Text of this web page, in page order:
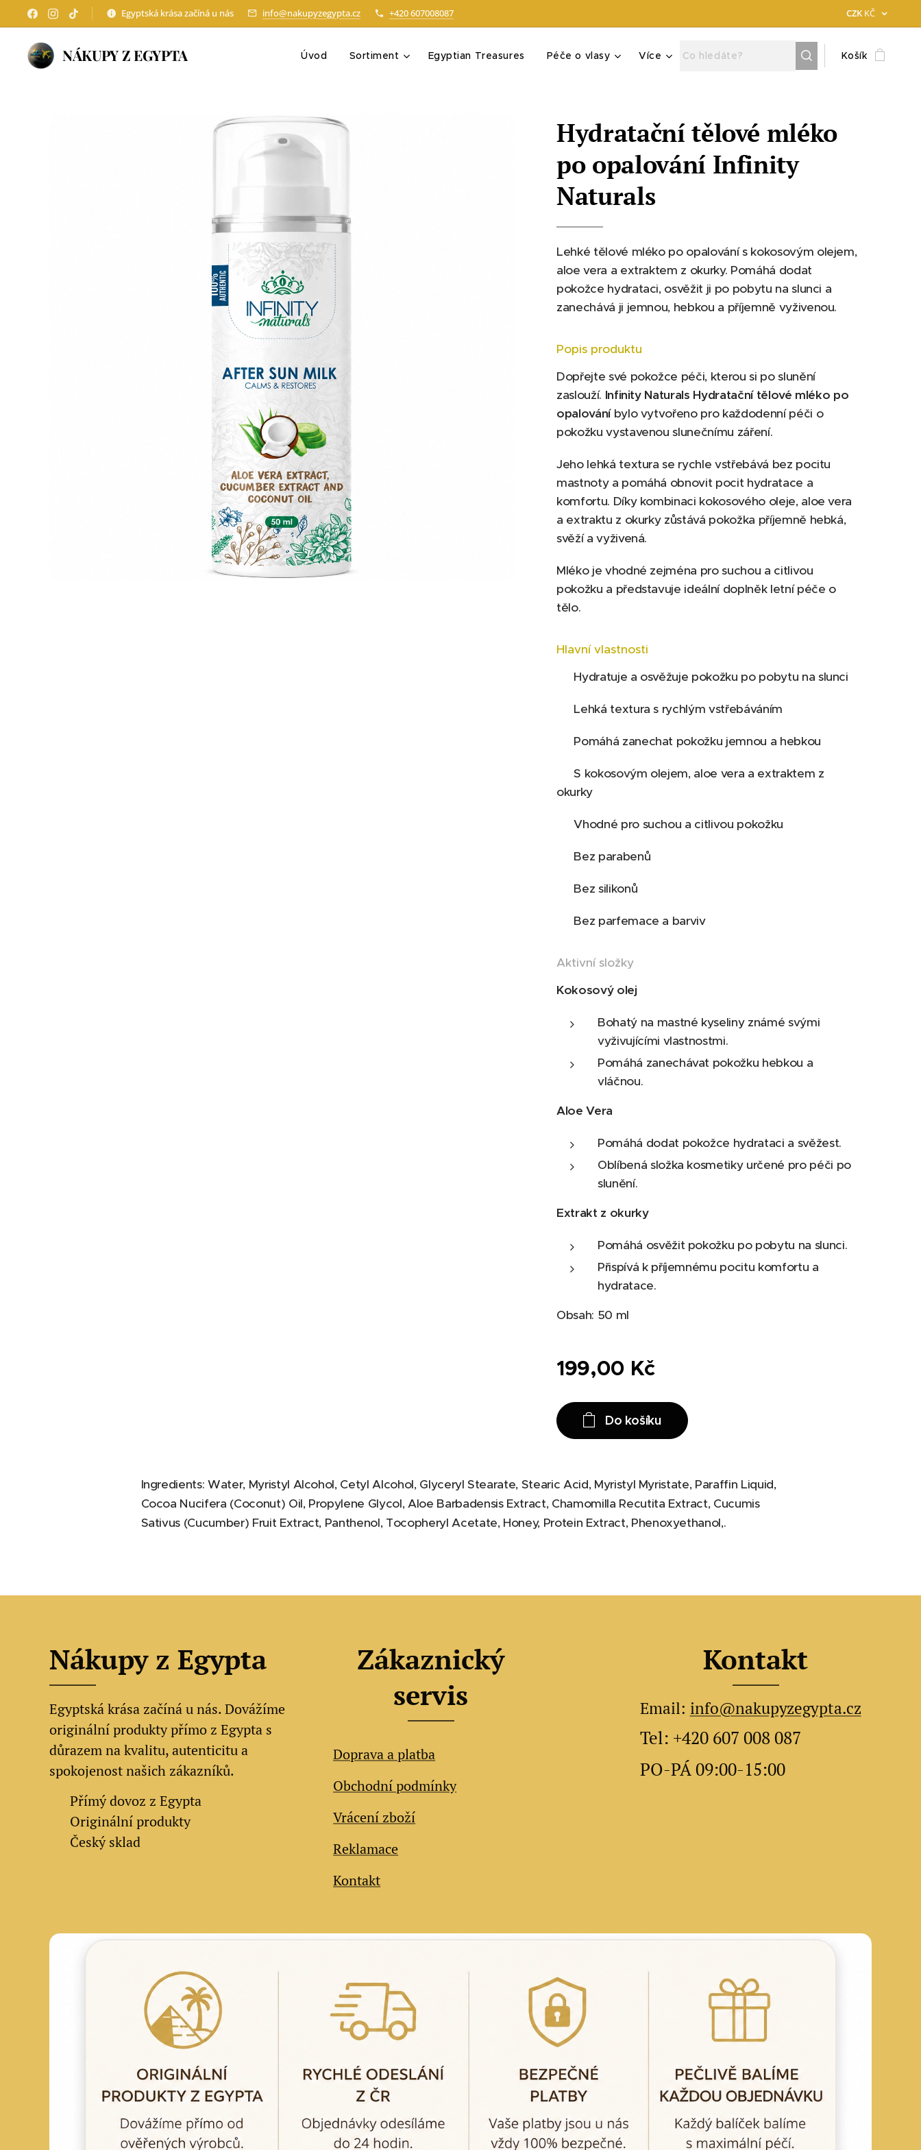
Egyptská krása začíná u nás info@nakupyzegypta.cz +420 607008087 CZK KČ
NÁKUPY Z EGYPTA Úvod Sortiment Egyptian Treasures Péče o vlasy Více Košík
Hydratační tělové mléko
po opalování Infinity
Naturals
Lehké tělové mléko po opalování s kokosovým olejem,
aloe vera a extraktem z okurky. Pomáhá dodat
pokožce hydrataci, osvěžit ji po pobytu na slunci a
zanechává ji jemnou, hebkou a příjemně vyživenou.
Popis produktu
Dopřejte své pokožce péči, kterou si po slunění
zaslouží. Infinity Naturals Hydratační tělové mléko po
opalováníbylo vytvořeno pro každodenní péči o
pokožku vystavenou slunečnímu záření.
Jeho lehká textura se rychle vstřebává bez pocitu
mastnoty a pomáhá obnovit pocit hydratace a
komfortu. Díky kombinaci kokosového oleje, aloe vera
a extraktu z okurky zůstává pokožka příjemně hebká,
svěží a vyživená.
Mléko je vhodné zejména pro suchou a citlivou
pokožku a představuje ideální doplněk letní péče o
tělo.
Hlavní vlastnosti
✔ Hydratuje a osvěžuje pokožku po pobytu na slunci
✔ Lehká textura s rychlým vstřebáváním
✔ Pomáhá zanechat pokožku jemnou a hebkou
✔ S kokosovým olejem, aloe vera a extraktem z
okurky
✔ Vhodné pro suchou a citlivou pokožku
✔ Bez parabenů
✔ Bez silikonů
✔ Bez parfemace a barviv
Aktivní složky
Kokosový olej
Bohatý na mastné kyseliny známé svými
vyživujícími vlastnostmi.
Pomáhá zanechávat pokožku hebkou a
vláčnou.
Aloe Vera
Pomáhá dodat pokožce hydrataci a svěžest.
Oblíbená složka kosmetiky určené pro péči po
slunění.
Extrakt z okurky
Pomáhá osvěžit pokožku po pobytu na slunci.
Přispívá k příjemnému pocitu komfortu a
hydratace.
Obsah: 50 ml
199,00 Kč
Do košíku
Ingredients: Water, Myristyl Alcohol, Cetyl Alcohol, Glyceryl Stearate, Stearic Acid, Myristyl Myristate, Paraffin Liquid,
Cocoa Nucifera (Coconut) Oil, Propylene Glycol, Aloe Barbadensis Extract, Chamomilla Recutita Extract, Cucumis
Sativus (Cucumber) Fruit Extract, Panthenol, Tocopheryl Acetate, Honey, Protein Extract, Phenoxyethanol,.
Nákupy z Egypta
Egyptská krása začíná u nás. Dovážíme
originální produkty přímo z Egypta s
důrazem na kvalitu, autenticitu a
spokojenost našich zákazníků.
Přímý dovoz z Egypta
Originální produkty
✔ Český sklad
Zákaznický
servis
Doprava a platba
Obchodní podmínky
Vrácení zboží
Reklamace
Kontakt
Kontakt
Email: info@nakupyzegypta.cz
Tel: +420 607 008 087
PO-PÁ 09:00-15:00